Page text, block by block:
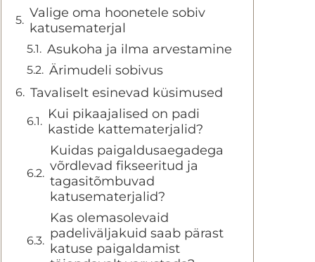
Valige oma hoonetele sobiv
katusematerjal
Asukoha ja ilma arvestamine
Ärimudeli sobivus
Tavaliselt esinevad küsimused
Kui pikaajalised on padi
kastide kattematerjalid?
Kuidas paigaldusaegadega
võrdlevad fikseeritud ja
tagasitõmbuvad
katusematerjalid?
Kas olemasolevaid
padeliväljakuid saab pärast
katuse paigaldamist